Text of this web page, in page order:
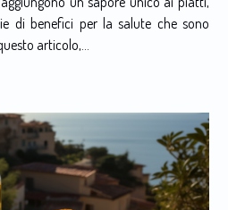
di benefici per la salute che sono
articolo,...